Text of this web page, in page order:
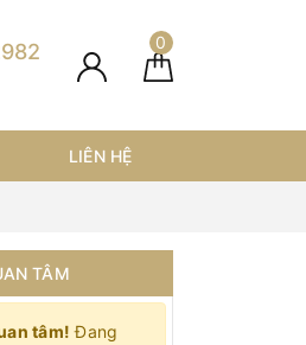
0
LIÊN HỆ
TÂM
tâm! Đang